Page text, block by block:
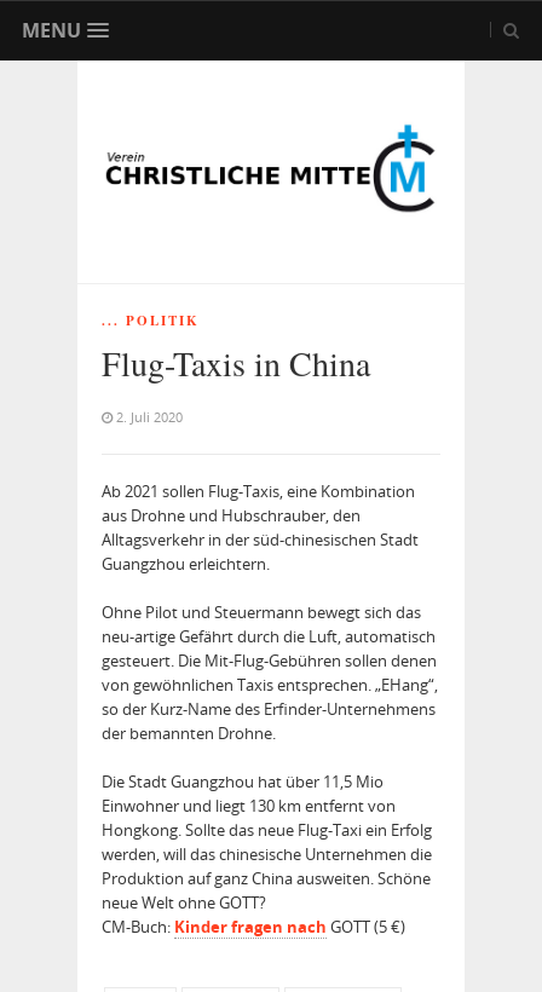
MENU
... POLITIK
Flug-Taxis in China
2. Juli 2020
Ab 2021 sollen Flug-Taxis, eine Kombination
aus Drohne und Hubschrauber, den
Alltagsverkehr in der süd-chinesischen Stadt
Guangzhou erleichtern.
Ohne Pilot und Steuermann bewegt sich das
neu-artige Gefährt durch die Luft, automatisch
gesteuert. Die Mit-Flug-Gebühren sollen denen
von gewöhnlichen Taxis entsprechen. „EHang“,
so der Kurz-Name des Erfinder-Unternehmens
der be­mannten Drohne.
Die Stadt Guangzhou hat über 11,5 Mio
Einwohner und liegt 130 km entfernt von
Hongkong. Sollte das neue Flug-Taxi ein Erfolg
werden, will das chinesische Unternehmen die
Produktion auf ganz China ausweiten. Schöne
neue Welt ohne GOTT?
CM-Buch: Kinder fragen nach GOTT (5 €)